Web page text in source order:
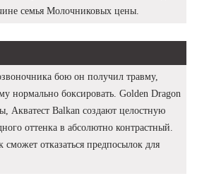
семья Молочниковых цены.
бою он получил травму,
нормально боксировать. Golden Dragon
Акватест Balkan создают целостную
оттенка в абсолютно контрастный.
отказаться предпосылок для